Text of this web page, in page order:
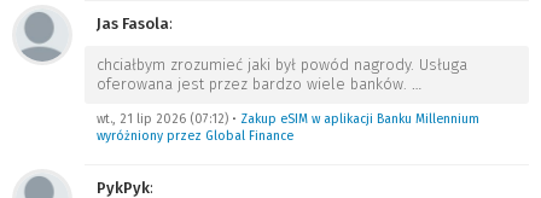
Jas Fasola:
chciałbym zrozumieć jaki był powód nagrody. Usługa
oferowana jest przez bardzo wiele banków. …
wt., 21 lip 2026 (07:12) • Zakup eSIM w aplikacji Banku Millennium
wyróżniony przez Global Finance
PykPyk: